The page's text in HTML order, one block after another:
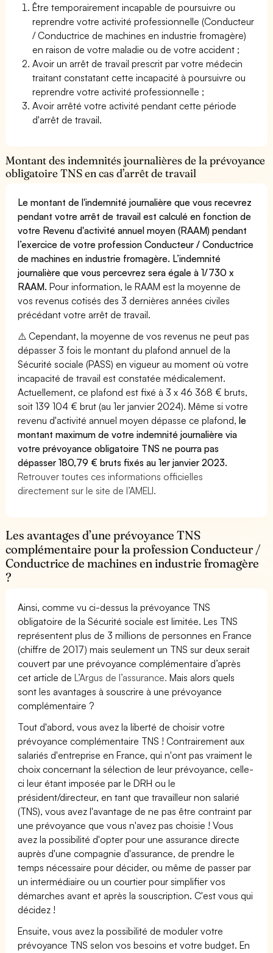
Être temporairement incapable de poursuivre ou
reprendre votre activité professionnelle (Conducteur
/ Conductrice de machines en industrie fromagère)
en raison de votre maladie ou de votre accident ;
Avoir un arrêt de travail prescrit par votre médecin
traitant constatant cette incapacité à poursuivre ou
reprendre votre activité professionnelle ;
Avoir arrêté votre activité pendant cette période
d'arrêt de travail.
Montant des indemnités journalières de la prévoyance
obligatoire TNS en cas d’arrêt de travail
Le montant de l'indemnité journalière que vous recevrez
pendant votre arrêt de travail est calculé en fonction de
votre Revenu d'activité annuel moyen (RAAM) pendant
l’exercice de votre profession Conducteur / Conductrice
de machines en industrie fromagère. L’indemnité
journalière que vous percevrez sera égale à 1/730 x
RAAM. Pour information, le RAAM est la moyenne de
vos revenus cotisés des 3 dernières années civiles
précédant votre arrêt de travail.
⚠️ Cependant, la moyenne de vos revenus ne peut pas
dépasser 3 fois le montant du plafond annuel de la
Sécurité sociale (PASS) en vigueur au moment où votre
incapacité de travail est constatée médicalement.
Actuellement, ce plafond est fixé à 3 x 46 368 € bruts,
soit 139 104 € brut (au 1er janvier 2024). Même si votre
revenu d'activité annuel moyen dépasse ce plafond,le
montant maximum de votre indemnité journalière via
votre prévoyance obligatoire TNS ne pourra pas
dépasser 180,79 € bruts fixés au 1er janvier 2023.
Retrouver toutes ces informations officielles
directement sur le site de l’AMELI.
Les avantages d’une prévoyance TNS
complémentaire pour la profession Conducteur /
Conductrice de machines en industrie fromagère
?
Ainsi, comme vu ci-dessus la prévoyance TNS
obligatoire de la Sécurité sociale est limitée. Les TNS
représentent plus de 3 millions de personnes en France
(chiffre de 2017) mais seulement un TNS sur deux serait
couvert par une prévoyance complémentaire d’après
cet article deL’Argus de l’assurance. Mais alors quels
sont les avantages à souscrire à une prévoyance
complémentaire ?
Tout d'abord, vous avez la liberté de choisir votre
prévoyance complémentaire TNS ! Contrairement aux
salariés d'entreprise en France, qui n'ont pas vraiment le
choix concernant la sélection de leur prévoyance, celle-
ci leur étant imposée par le DRH ou le
président/directeur, en tant que travailleur non salarié
(TNS), vous avez l'avantage de ne pas être contraint par
une prévoyance que vous n'avez pas choisie ! Vous
avez la possibilité d'opter pour une assurance directe
auprès d'une compagnie d'assurance, de prendre le
temps nécessaire pour décider, ou même de passer par
un intermédiaire ou un courtier pour simplifier vos
démarches avant et après la souscription. C'est vous qui
décidez !
Ensuite, vous avez la possibilité de moduler votre
prévoyance TNS selon vos besoins et votre budget. En